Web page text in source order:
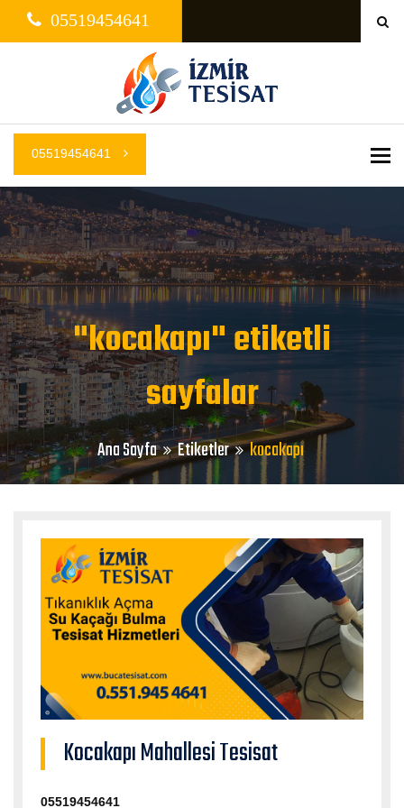
05519454641
05519454641
"kocakapı" etiketli
sayfalar
Ana Sayfa Etiketler kocakapı
Kocakapı Mahallesi Tesisat
05519454641